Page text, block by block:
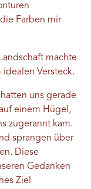
Farben mir
machte
idealen Versteck.
uns gerade
einem Hügel,
zugerannt kam.
sprangen über
Diese
Gedanken
Ziel